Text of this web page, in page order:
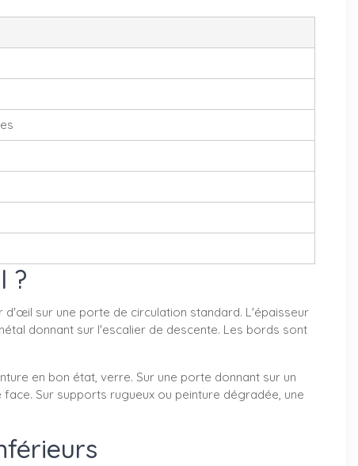
?
sur une porte de circulation standard. L'épaisseur
donnant sur l'escalier de descente. Les bords sont
en bon état, verre. Sur une porte donnant sur un
Sur supports rugueux ou peinture dégradée, une